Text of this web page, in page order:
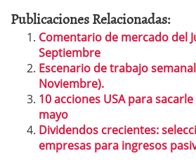
Publicaciones Relacionadas:
Comentario de mercado del
Septiembre
Escenario de trabajo
Noviembre).
10 acciones USA para
mayo
Dividendos crecientes:
empresas para ingresos